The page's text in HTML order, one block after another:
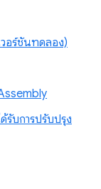
อร์ชันทดลอง)
รับการปรับปรุง